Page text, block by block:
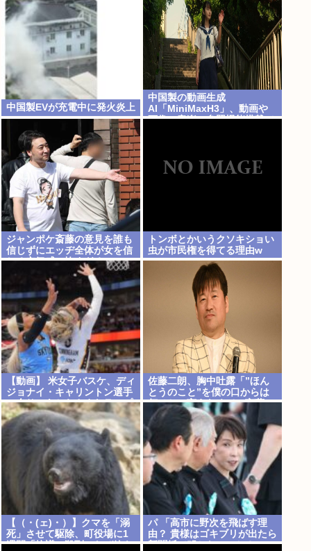
中国製EVが充電中に発火炎上
中国製の動画生成
AI「MiniMaxH3」、動画や
画像、音楽の参照機能搭載で
ジャンポケ斎藤の意見を誰も
信じずにエッヂ全体が女を信
じる空気感、怖すぎる
トンボとかいうクソキショい
虫が市民権を得てる理由w
【動画】 米女子バスケ、ディ
ジョナイ・キャリントン選手
の余りにあからさまなラフプ
レーに批判殺到
佐藤二朗、胸中吐露「”ほん
とうのこと”を僕の口からは
何ひとつ言えなくて…言葉に
できぬ悔しさ」
【（・(ェ)・）】クマを「溺
死」させて駆除、町役場に1
週間「抗議」殺到…なぜ銃を
パ 「高市に野次を飛ばす理
由？ 貴様はゴキブリが出たら
新聞紙で叩かないのか？」